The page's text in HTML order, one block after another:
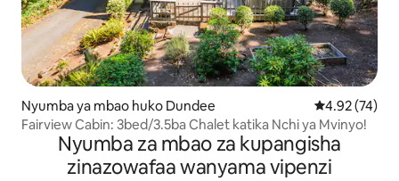
Nyumba ya mbao huko Dundee Ukadiriaji wa
4.92 (74)
Fairview Cabin: 3bed/3.5ba Chalet katika Nchi ya Mvinyo!
Nyumba za mbao za kupangisha
zinazowafaa wanyama vipenzi